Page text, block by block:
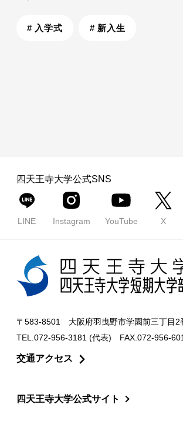
# 入学式 # 新入生
四天王寺大学公式SNS
LINE Instagram YouTube X
〒583-8501 大阪府羽曳野市学園前三丁目2
TEL.072-956-3181 (代表) FAX.072-956-
交通アクセス
四天王寺大学公式サイト